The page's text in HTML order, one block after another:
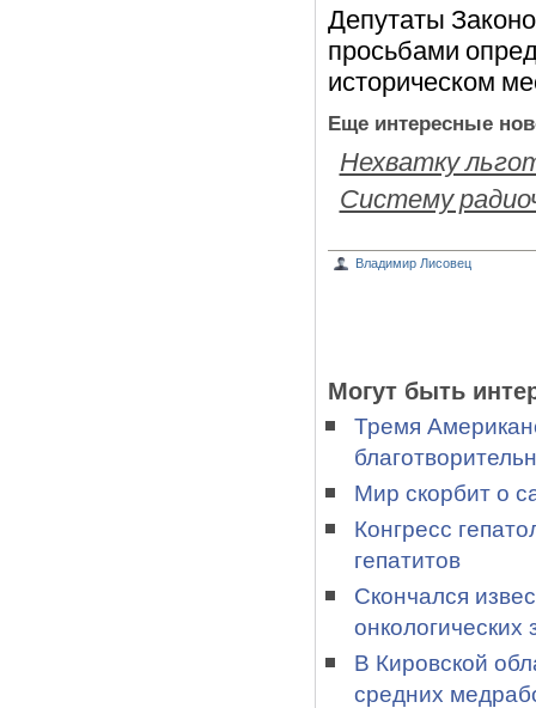
Депутаты
просьбами
историческом
Еще интересные
Нехватку
Систему
Владимир Лисовец
Могут быть
Тремя
Мир скорбит о
Конгресс
гепатитов
Скончался
В Кировской
средних